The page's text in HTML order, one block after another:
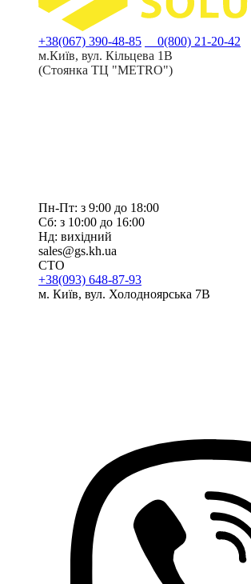
+38(067) 390-48-85
0(800) 21-20-42
м.Київ, вул. Кільцева 1В
(Стоянка ТЦ "METRO")
Пн-Пт: з 9:00 до 18:00
Сб: з 10:00 до 16:00
Нд: вихідний
sales@gs.kh.ua
СТО
+38(093) 648-87-93
м. Київ, вул. Холодноярська 7В